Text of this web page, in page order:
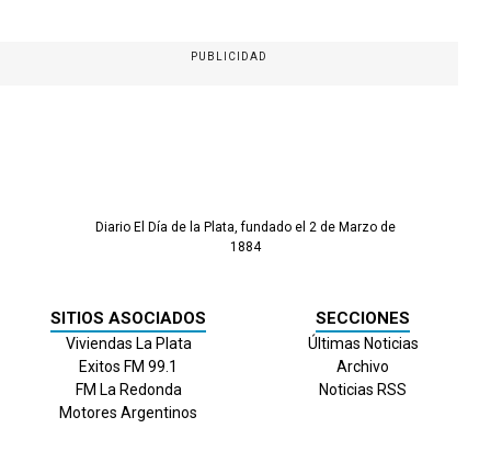
PUBLICIDAD
Diario El Día de la Plata, fundado el 2 de Marzo de
1884
SITIOS ASOCIADOS
Viviendas La Plata
Exitos FM 99.1
FM La Redonda
Motores Argentinos
SECCIONES
Últimas Noticias
Archivo
Noticias RSS